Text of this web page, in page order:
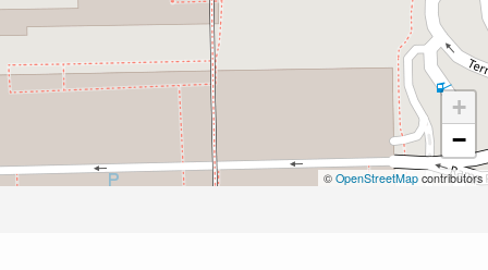
+
−
© OpenStreetMap contributors